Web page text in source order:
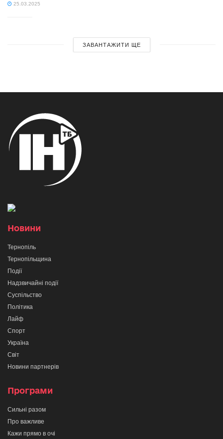
25.03.2025
ЗАВАНТАЖИТИ ЩЕ
Новини
Тернопіль
Тернопільщина
Події
Надзвичайні події
Суспільство
Політика
Лайф
Спорт
Україна
Світ
Новини партнерів
Програми
Сильні разом
Про важливе
Кажи прямо в очі